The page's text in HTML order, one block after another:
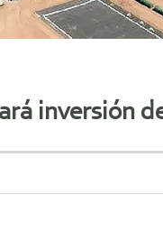
inversión